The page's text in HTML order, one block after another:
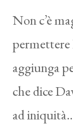
Non c’è
permettere
aggiunga
che dice
ad